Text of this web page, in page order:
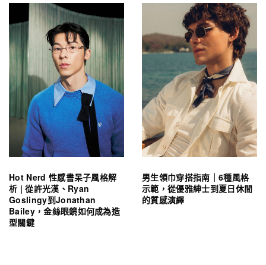
Hot Nerd 性感書呆子風格解
析 | 從許光漢、Ryan
Goslingy到Jonathan
Bailey，金絲眼鏡如何成為造
型關鍵
男生領巾穿搭指南｜6種風格
示範，從優雅紳士到夏日休閒
的質感演繹